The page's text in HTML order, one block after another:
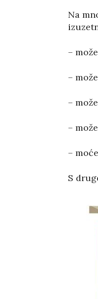
Na
–
–
–
–
–
S